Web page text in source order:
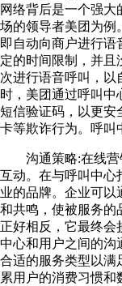
网络背后是一个强
场的领导者美团为例
即自动向商户进行
定的时间限制，并且
次进行语音呼叫，以
时，美团通过呼叫中
短信验证码，以更安
卡等欺诈行为。呼叫
沟通策略:在线营
互动。在与呼叫中心
业的品牌。企业可以
和共鸣，使被服务的
正好相反，它最终会
中心和用户之间的沟
合适的服务类型以满
累用户的消费习惯